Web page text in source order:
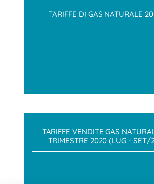
TARIFFE DI GAS NATURALE
TARIFFE VENDITE GAS
TRIMESTRE 2020 (LUG - SET/